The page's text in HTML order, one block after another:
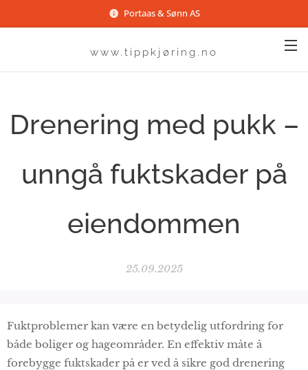
Portaas & Sønn AS
www.tippkjøring.no
Drenering med pukk –
unngå fuktskader på
eiendommen
25.09.2025
Fuktproblemer kan være en betydelig utfordring for
både boliger og hageområder. En effektiv måte å
forebygge fuktskader på er ved å sikre god drenering